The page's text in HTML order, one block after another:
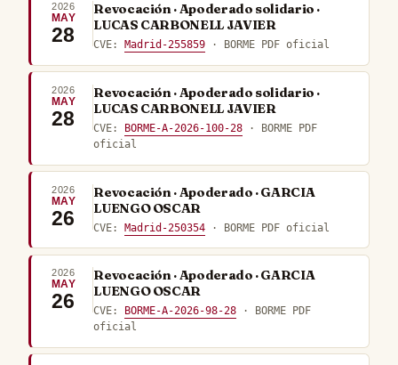
2026
MAY
28
Revocación · Apoderado solidario ·
LUCAS CARBONELL JAVIER
CVE: Madrid-255859 · BORME PDF oficial
2026
MAY
28
Revocación · Apoderado solidario ·
LUCAS CARBONELL JAVIER
CVE: BORME-A-2026-100-28 · BORME PDF
oficial
2026
MAY
26
Revocación · Apoderado · GARCIA
LUENGO OSCAR
CVE:Madrid-250354 · BORME PDF oficial
2026
MAY
26
Revocación · Apoderado · GARCIA
LUENGO OSCAR
CVE: BORME-A-2026-98-28 · BORME PDF
oficial